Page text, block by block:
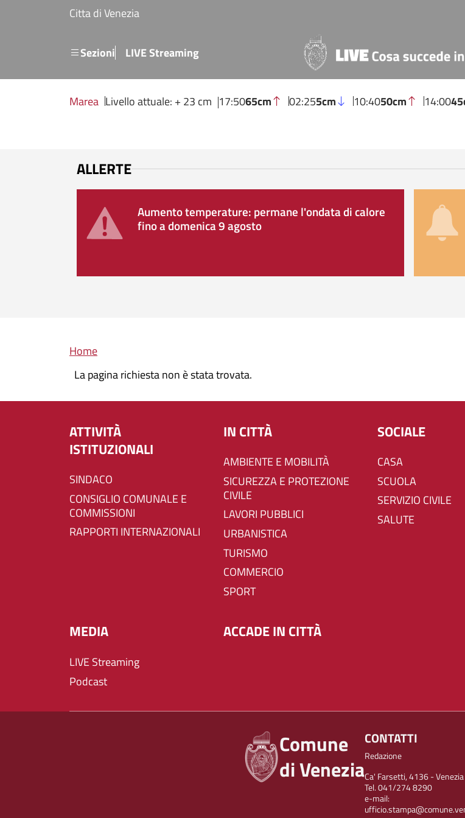
Salta al contenuto principale
Citta di Venezia
SezioniMenu secondario
LIVE Streaming
Marea Livello attuale: + 23 cm 17:5065cm 02:255cm 10:4050cm 14:00
ALLERTE
Aumento temperature: permane l'ondata di calore
fino a domenica 9 agosto
Briciole di pane
Home
La pagina richiesta non è stata trovata.
ATTIVITÀ
ISTITUZIONALI
SINDACO
CONSIGLIO COMUNALE E
COMMISSIONI
RAPPORTI INTERNAZIONALI
IN CITTÀ
AMBIENTE E MOBILITÀ
SICUREZZA E PROTEZIONE
CIVILE
LAVORI PUBBLICI
URBANISTICA
TURISMO
COMMERCIO
SPORT
SOCIALE
CASA
SCUOLA
SERVIZIO CIVILE
SALUTE
MEDIA
LIVE Streaming
Podcast
ACCADE IN CITTÀ
Comune
di Venezia
CONTATTI
Redazione
Ca' Farsetti, 4136 - Venezia
Tel. 041/274 8290
e-mail: